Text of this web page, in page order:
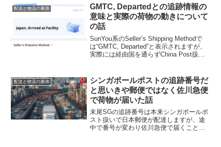
れ、いくつかの配送業者さんの手に渡り
ながら日本のユーザー宅へ届け...
配送と物流の裏側
GMTC, Departedとの追跡情報の
意味と実際の荷物の動きについて
の話
SunYou系のSeller’s Shipping Methodで
は“GMTC, Departed”と表示されますが、
実際には経由国を通らずChina Post扱い
新まで待つのが安心です。
配送と物流の裏側
シンガポールポストの追跡番号だ
と思いきや郵便ではなく佐川急便
で荷物が届いた話
末尾SGの追跡番号は本来シンガポールポ
スト扱いで日本郵便が配達しますが、途
中で番号が変わり佐川急便で届くことが